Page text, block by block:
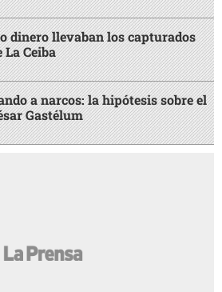
dinero llevaban los capturados
La Ceiba
a narcos: la hipótesis sobre el
Gastélum